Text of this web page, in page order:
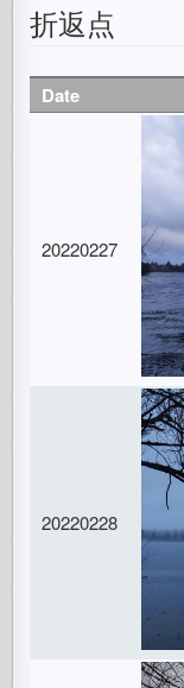
折返点
Date
20220227
20220228